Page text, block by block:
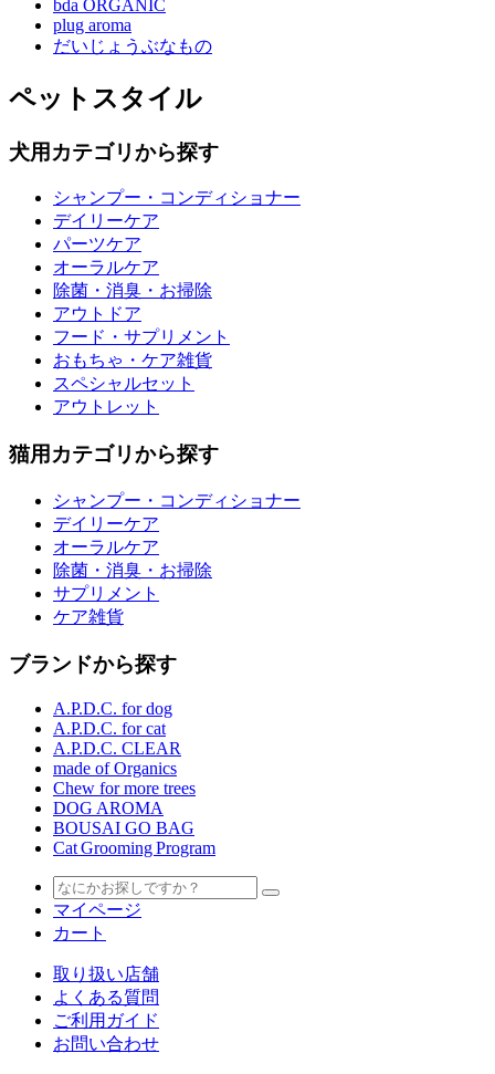
bda ORGANIC
plug aroma
だいじょうぶなもの
ペットスタイル
犬用カテゴリから探す
シャンプー・コンディショナー
デイリーケア
パーツケア
オーラルケア
除菌・消臭・お掃除
アウトドア
フード・サプリメント
おもちゃ・ケア雑貨
スペシャルセット
アウトレット
猫用カテゴリから探す
シャンプー・コンディショナー
デイリーケア
オーラルケア
除菌・消臭・お掃除
サプリメント
ケア雑貨
ブランドから探す
A.P.D.C. for dog
A.P.D.C. for cat
A.P.D.C. CLEAR
made of Organics
Chew for more trees
DOG AROMA
BOUSAI GO BAG
Cat Grooming Program
マイページ
カート
取り扱い店舗
よくある質問
ご利用ガイド
お問い合わせ